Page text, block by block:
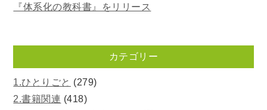
『体系化の教科書』をリリース
カテゴリー
1.ひとりごと (279)
2.書籍関連 (418)